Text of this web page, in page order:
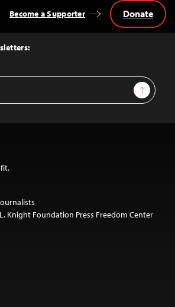
Sign Up
Become a Supporter Donate
Knight Foundation Press Freedom Center